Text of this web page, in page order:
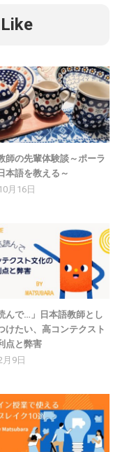
師の先輩体験談～ポーラ
本語を教える～
月16日
んで…」日本語教師とし
けたい、高コンテクスト
点と弊害
9日